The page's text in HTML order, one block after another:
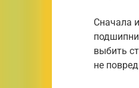
Сначала
выбить
не